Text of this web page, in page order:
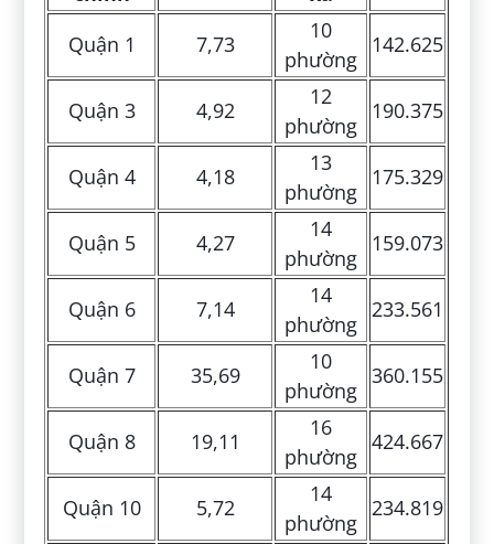
Quận 1
7,73
10
phường
142.625
Quận 3 4,92
12
phường
190.375
Quận 4 4,18
13
phường
175.329
Quận 5 4,27
14
phường
159.073
Quận 6 7,14
14
phường
233.561
Quận 7 35,69
10
phường
360.155
Quận 8 19,11
16
phường
424.667
Quận 10 5,72
14
phường
234.819